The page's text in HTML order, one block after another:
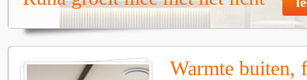
Warmte buiten,